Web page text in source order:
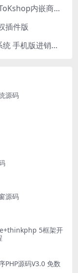
Java多语言跨境电商外贸商城TikToKshop内嵌商城I商家入驻I一键铺
插件版
PHP进销存源码ERP多仓库管理系统 手机版进销存 php网络版进销存小程序
源码
源码
5框架开
PHP源码V3.0 免数